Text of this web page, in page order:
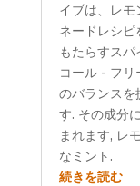
イブは、レ
ネードレシピ
もたらすス
コール - フリ
のバランスを
す. その成分
まれます, レ
なミント.
続きを読む